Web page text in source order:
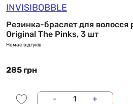
INVISIBOBBLE
Резинка-браслет для волосся
Original The Pinks, 3 шт
Немає відгуків
285 грн
- +